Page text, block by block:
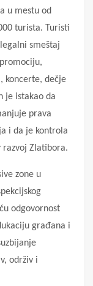
u mestu od
turista. Turisti
smeštaj
koncerte, dečje
je istakao da
prava
i da je kontrola
razvoj Zlatibora.
zone u
odgovornost
građana i
održiv i